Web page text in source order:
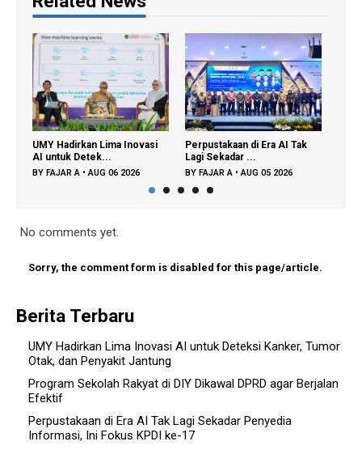
Lima Inovasi
Detek...
AUG 06 2026
Perpustakaan di Era AI Tak
Lagi Sekadar ...
BYFAJAR A AUG 05 2026
Partisipasi
BYFAJAR A
No comments yet.
Sorry, the comment form is disabled for this page/article.
Berita Terbaru
UMY Hadirkan Lima Inovasi AI untuk Deteksi Kanker, Tumor
Otak, dan Penyakit Jantung
Program Sekolah Rakyat di DIY Dikawal DPRD agar Berjalan
Efektif
Perpustakaan di Era AI Tak Lagi Sekadar Penyedia
Informasi, Ini Fokus KPDI ke-17